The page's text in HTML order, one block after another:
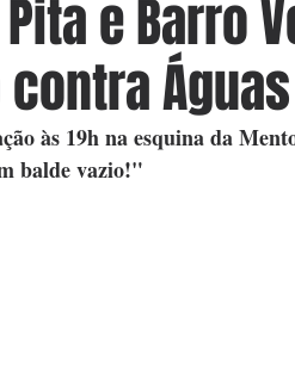
e Barro
às 19h na esquina da
balde vazio!"